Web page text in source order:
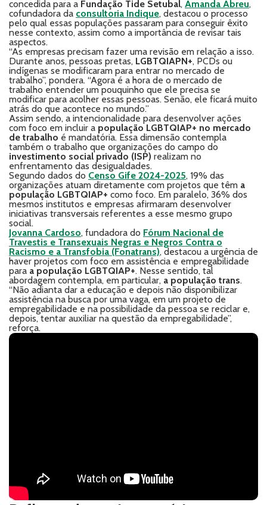
concedida para a Fundação Tide Setubal, Amanda Abreu,
cofundadora da consultoria Indique, destacou o processo
pelo qual essas populações passaram para conseguir êxito
nesse contexto, assim como a importância de revisar tais
aspectos.
“As empresas precisam fazer uma revisão em relação a isso.
Durante anos, pessoas pretas, LGBTQIAPN+, PCDs ou
indígenas se modificaram para entrar no mercado de
trabalho”, pondera. “Agora é a hora de o mercado de
trabalho entender um pouquinho que ele precisa se
modificar para acolher essas pessoas. Senão, ele ficará muito
atrás do que acontece no mundo.”
Assim sendo, a intencionalidade para desenvolver ações
com foco em incluir a população LGBTQIAP+ no mercado
de trabalho é mandatória. Essa dimensão contempla
também o trabalho que organizações do campo do
investimento social privado (ISP) realizam no
enfrentamento das desigualdades.
Segundo dados do Censo Gife 2024-2025, 19% das
organizações atuam diretamente com projetos que têm a
população LGBTQIAP+ como foco. Em paralelo, 36% dos
mesmos institutos e empresas afirmaram desenvolver
iniciativas transversais referentes a esse mesmo grupo
social.
Jovanna Cardoso, fundadora do Fórum Nacional de
Travestis e Transexuais Negras e Negros Contra o
Racismo e a Transfobia (Fonatrans), destacou a urgência de
haver projetos com foco em assistência e empregabilidade
para a população LGBTQIAP+. Nesse sentido, tal
abordagem contempla, em particular, a população trans.
“Não adianta dar a educação e depois não disponibilizar
assistência na busca por uma vaga, em um projeto de
empregabilidade e na possibilidade da pessoa se reciclar e,
depois, tentar auxiliar na questão da empregabilidade”,
reforça.